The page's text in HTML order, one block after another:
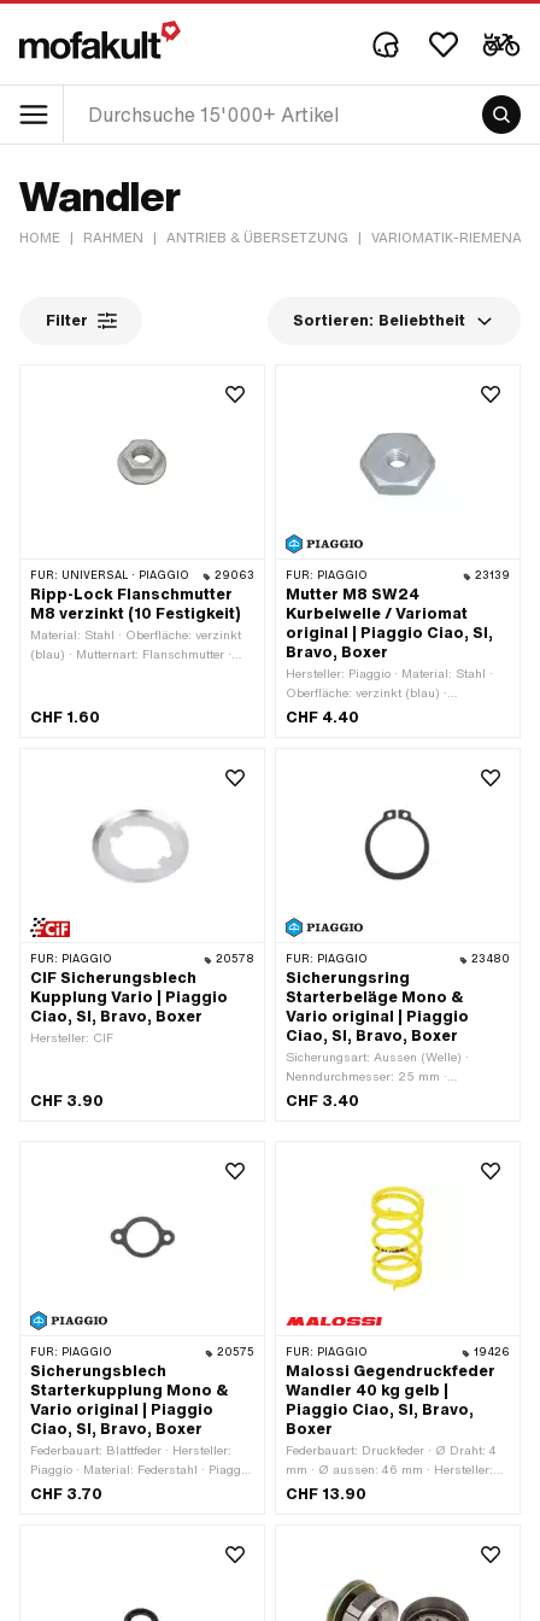
Wandler
HOME | RAHMEN | ANTRIEB & ÜBERSETZUNG | VARIOMATIK-
Filter Sortieren: Beliebtheit
FÜR: UNIVERSAL · PIAGGIO 29063
Ripp-Lock Flanschmutter
M8 verzinkt (10 Festigkeit)
Material: Stahl · Oberfläche: verzinkt
(blau) · Mutternart: Flanschmutter ·
Aussensechskant · Nenndurchmesser
CHF 1.60
FÜR: PIAGGIO 23139
Mutter M8 SW24
Kurbelwelle / Variomat
original | Piaggio Ciao, SI,
Bravo, Boxer
Hersteller: Piaggio · Material: Stahl ·
Oberfläche: verzinkt (blau) ·
Mutternart: Sechskantmutter 0.8D ·
Aussensechskant · Nenndurchmesser
Schlüsselweite: 24 mm
CHF 4.40
FÜR: PIAGGIO 20578
CIF Sicherungsblech
Kupplung Vario | Piaggio
Ciao, SI, Bravo, Boxer
Hersteller: CIF
CHF 3.90
FÜR: PIAGGIO 23480
Sicherungsring
Starterbeläge Mono &
Vario original | Piaggio
Ciao, SI, Bravo, Boxer
Sicherungsart: Aussen (Welle) ·
Nenndurchmesser: 25 mm ·
Verwendungsort: Kupplung ·
CHF 3.40
FÜR: PIAGGIO 20575
Sicherungsblech
Starterkupplung Mono &
Vario original | Piaggio
Ciao, SI, Bravo, Boxer
Federbauart: Blattfeder · Hersteller:
Piaggio · Material: Federstahl · Piaggio
OEM-Nr.: 220441
CHF 3.70
FÜR: PIAGGIO 19426
Malossi Gegendruckfeder
Wandler 40 kg gelb |
Piaggio Ciao, SI, Bravo,
Boxer
Federbauart: Druckfeder · Ø Draht: 4
mm · Ø aussen: 46 mm · Hersteller:
Malossi · Anwendungsbereich: Tuning
CHF 13.90